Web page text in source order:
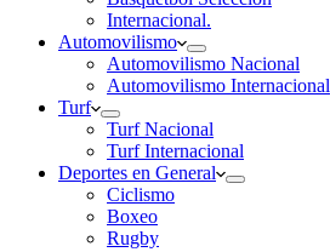
Internacional.
Automovilismo
Automovilismo Nacional
Automovilismo Internacional
Turf
Turf Nacional
Turf Internacional
Deportes en General
Ciclismo
Boxeo
Rugby